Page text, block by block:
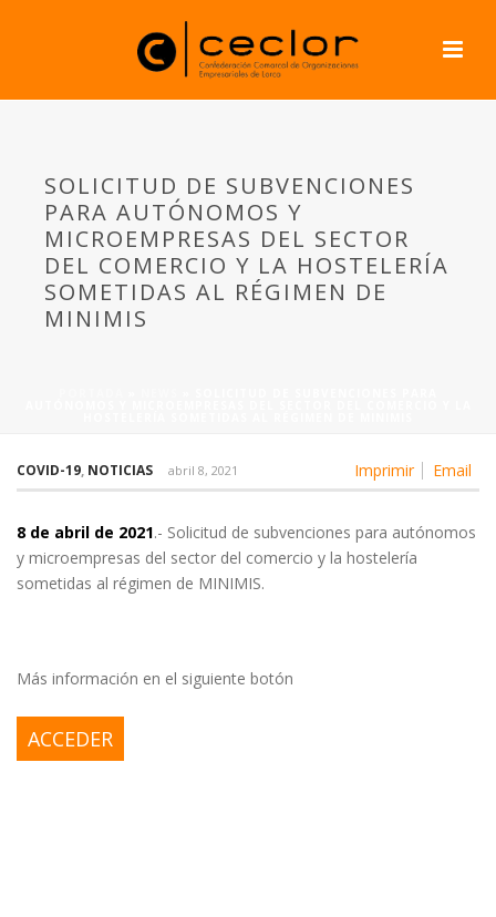
SOLICITUD DE SUBVENCIONES
PARA AUTÓNOMOS Y
MICROEMPRESAS DEL SECTOR
DEL COMERCIO Y LA HOSTELERÍA
SOMETIDAS AL RÉGIMEN DE
MINIMIS
Imprimir Email
COVID-19, NOTICIAS abril 8, 2021
8 de abril de 2021.- Solicitud de subvenciones para autónomos
y microempresas del sector del comercio y la hostelería
sometidas al régimen de MINIMIS.
Más información en el siguiente botón
ACCEDER